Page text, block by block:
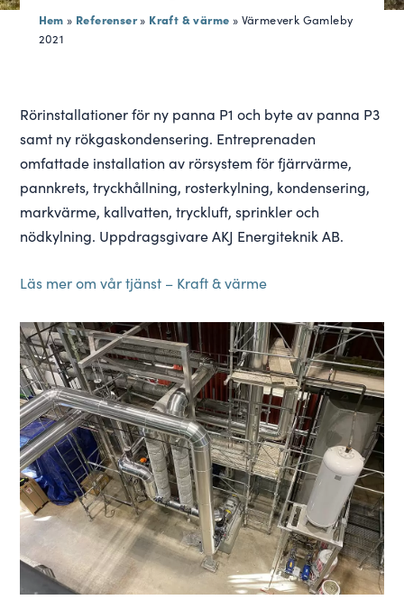
Hem » Referenser» Kraft & värme » Värmeverk Gamleby
2021
Rörinstallationer för ny panna P1 och byte av panna P3
samt ny rökgaskondensering. Entreprenaden
omfattade installation av rörsystem för fjärrvärme,
pannkrets, tryckhållning, rosterkylning, kondensering,
markvärme, kallvatten, tryckluft, sprinkler och
nödkylning. Uppdragsgivare AKJ Energiteknik AB.
Läs mer om vår tjänst – Kraft & värme